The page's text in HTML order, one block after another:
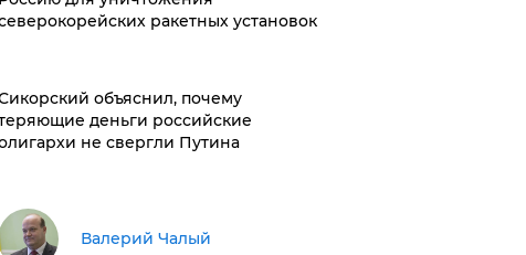
ракетных установок
объяснил, почему
деньги российские
не свергли Путина
Валерий Чалый